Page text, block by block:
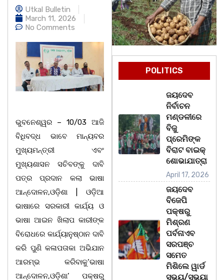
Utkal Bulletin
March 11, 2026
No Comments
ଭୁବନେଶ୍ୱର – 10/03 ଆଜି
ବିଧିବଦ୍ଧ ଭାବେ ମାନ୍ୟବର
ମୁଖ୍ୟମନ୍ତ୍ରୀ ଏବଂ
ମୁଖ୍ୟଶାସନ ସଚିବଙ୍କୁ ଦାବି
ପତ୍ର ପ୍ରଦାନ କଲା ଭାଷା
ଆନ୍ଦୋଳନ,ଓଡ଼ିଶା | ଓଡ଼ିଆ
ଭାଷାରେ ସରକାରୀ କାର୍ଯ୍ୟ ଓ
ଭାଷା ଆଇନ ଖିଲାପ କାରୀଙ୍କ
ବିରୋଧରେ କାର୍ଯ୍ୟାନୁଷ୍ଠାନ ଦାବି
କରି ପୁଣି କଳାପତାକା ଅଭିଯାନ
ଆରମ୍ଭ କରିବାକୁ‘ଭାଷା
ଆନ୍ଦୋଳନ,ଓଡ଼ିଶା’ ପକ୍ଷରୁ
POLITICS
ଜୟଦେବ
ନିର୍ବାଚନ
ମଣ୍ଡଳୀରେ
ବିଜୁ
ପ୍ରେମିଙ୍କ
ବିରାଟ ବାଇକ୍
ଶୋଭାଯାତ୍ରା
April 17, 2026
ଜୟଦେବ
ବିଜେପି
ପକ୍ଷରୁ
ମିଶ୍ରଣ
ପର୍ବନାଏବ
ସରପଞ୍ଚ
ସମେତ
ମିଶିଲେ ୱାର୍ଡ
ସଭ୍ୟ/ସଭ୍ୟା